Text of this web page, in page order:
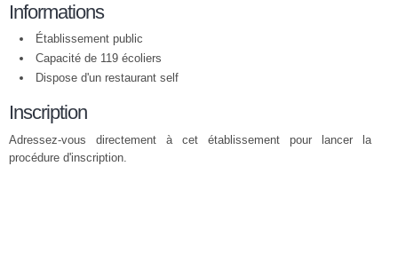
Informations
Établissement public
Capacité de 119 écoliers
Dispose d'un restaurant self
Inscription
Adressez-vous directement à cet établissement pour lancer la
procédure d'inscription.